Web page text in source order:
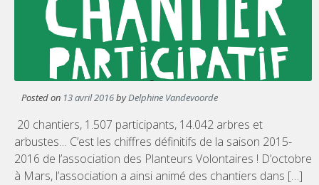
Posted on 13 avril 2016byDelphine Vandevoorde
20 chantiers, 1.507 participants, 14.042 arbres et
arbustes… C’est les chiffres définitifs de la saison 2015-
2016 de l’association des Planteurs Volontaires ! D’octobre
à Mars, l’association a ainsi animé des chantiers dans […]